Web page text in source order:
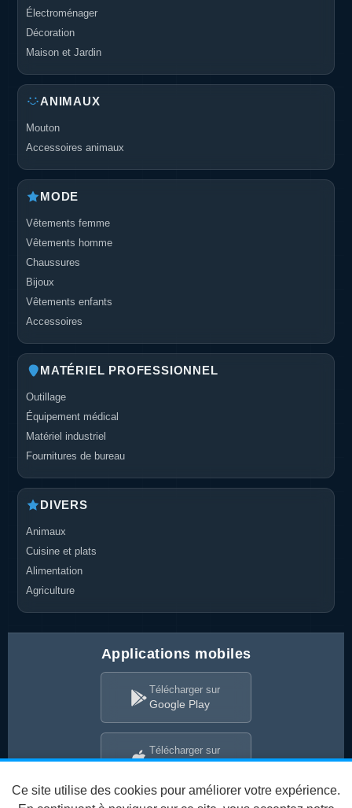
Ce site utilise des cookies pour améliorer votre expérience.
Électroménager
Décoration
Maison et Jardin
ANIMAUX
Mouton
Accessoires animaux
MODE
Vêtements femme
Vêtements homme
Chaussures
Bijoux
Vêtements enfants
Accessoires
MATÉRIEL PROFESSIONNEL
Outillage
Équipement médical
Matériel industriel
Fournitures de bureau
DIVERS
Animaux
Cuisine et plats
Alimentation
Agriculture
Applications mobiles
Télécharger sur
Google Play
Télécharger sur
App Store